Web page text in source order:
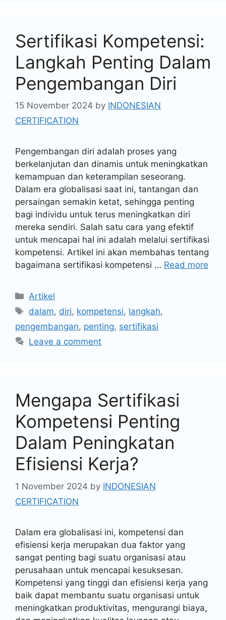
Sertifikasi Kompetensi:
Langkah Penting Dalam
Pengembangan Diri
15 November 2024 by INDONESIAN
CERTIFICATION
Pengembangan diri adalah proses yang
berkelanjutan dan dinamis untuk meningkatkan
kemampuan dan keterampilan seseorang.
Dalam era globalisasi saat ini, tantangan dan
persaingan semakin ketat, sehingga penting
bagi individu untuk terus meningkatkan diri
mereka sendiri. Salah satu cara yang efektif
untuk mencapai hal ini adalah melalui sertifikasi
kompetensi. Artikel ini akan membahas tentang
bagaimana sertifikasi kompetensi … Read more
Artikel
dalam, diri, kompetensi, langkah,
pengembangan, penting, sertifikasi
Leave a comment
Mengapa Sertifikasi
Kompetensi Penting
Dalam Peningkatan
Efisiensi Kerja?
1 November 2024 by INDONESIAN
CERTIFICATION
Dalam era globalisasi ini, kompetensi dan
efisiensi kerja merupakan dua faktor yang
sangat penting bagi suatu organisasi atau
perusahaan untuk mencapai kesuksesan.
Kompetensi yang tinggi dan efisiensi kerja yang
baik dapat membantu suatu organisasi untuk
meningkatkan produktivitas, mengurangi biaya,